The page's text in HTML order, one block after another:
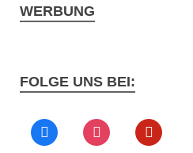
WERBUNG
FOLGE UNS BEI: